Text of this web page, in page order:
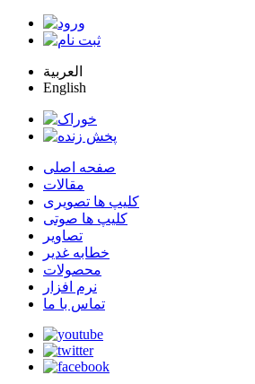
العربية
English
صفحه اصلی
مقالات
کلیپ ها تصویری
کلیپ ها صوتی
تصاویر
خطابه غدیر
محصولات
نرم افزار
تماس با ما